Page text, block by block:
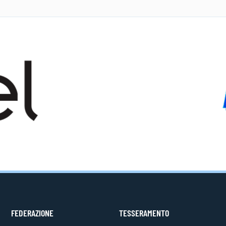
FEDERAZIONE TESSERAMENTO